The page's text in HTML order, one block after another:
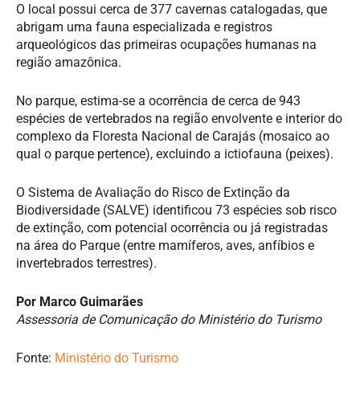
O local possui cerca de 377 cavernas catalogadas, que
abrigam uma fauna especializada e registros
arqueológicos das primeiras ocupações humanas na
região amazônica.
No parque, estima-se a ocorrência de cerca de 943
espécies de vertebrados na região envolvente e interior do
complexo da Floresta Nacional de Carajás (mosaico ao
qual o parque pertence), excluindo a ictiofauna (peixes).
O Sistema de Avaliação do Risco de Extinção da
Biodiversidade (SALVE) identificou 73 espécies sob risco
de extinção, com potencial ocorrência ou já registradas
na área do Parque (entre mamíferos, aves, anfíbios e
invertebrados terrestres).
Por Marco Guimarães
Assessoria de Comunicação do Ministério do Turismo
Fonte: Ministério do Turismo